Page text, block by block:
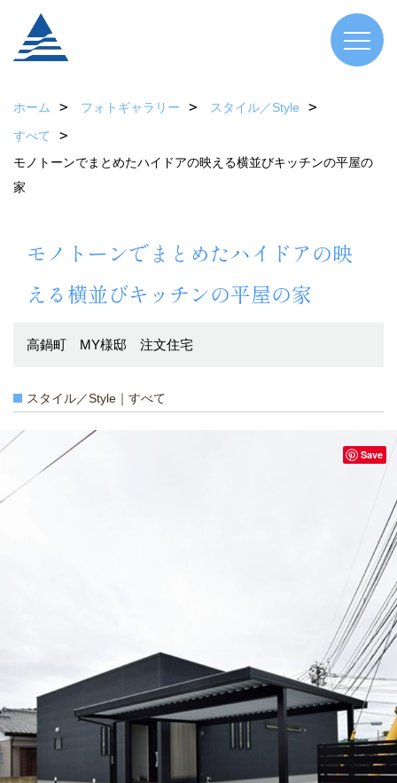
ホーム フォトギャラリー
スタイル／Style
すべて
モノトーンでまとめたハイドアの映える横並びキッチンの平屋の
家
モノトーンでまとめたハイドアの映
える横並びキッチンの平屋の家
高鍋町 MY様邸 注文住宅
スタイル／Style｜すべて
Save